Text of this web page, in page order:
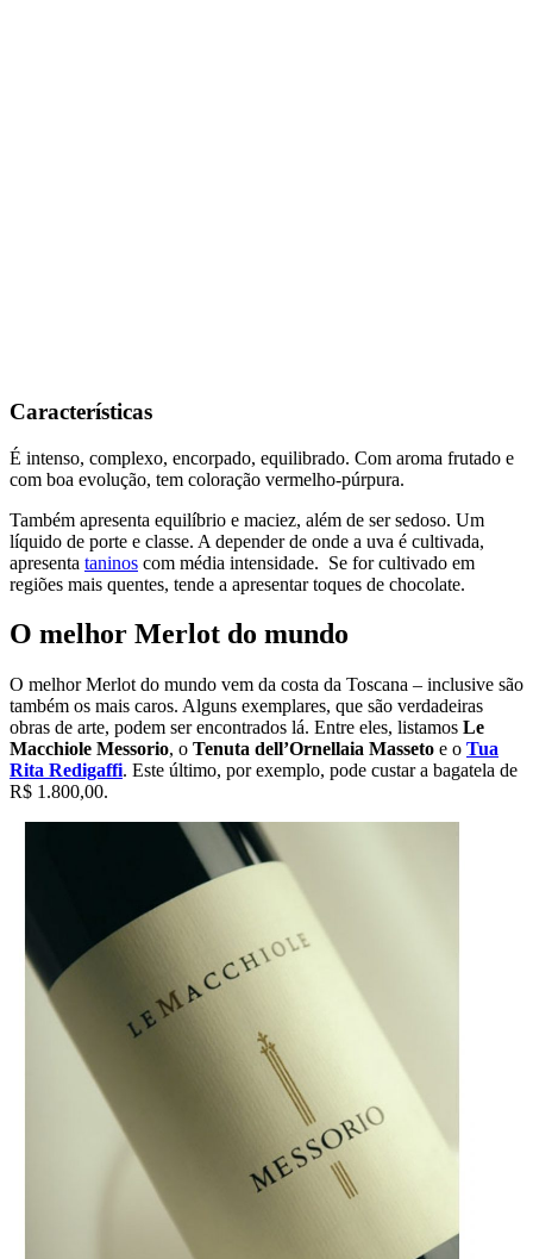
Características
É intenso, complexo, encorpado, equilibrado. Com aroma frutado e
com boa evolução, tem coloração vermelho-púrpura.
Também apresenta equilíbrio e maciez, além de ser sedoso. Um
líquido de porte e classe. A depender de onde a uva é cultivada,
apresenta taninos com média intensidade. Se for cultivado em
regiões mais quentes, tende a apresentar toques de chocolate.
O melhor Merlot do mundo
O melhor Merlot do mundo vem da costa da Toscana – inclusive são
também os mais caros. Alguns exemplares, que são verdadeiras
obras de arte, podem ser encontrados lá. Entre eles, listamos Le
Macchiole Messorio, o Tenuta dell’Ornellaia Masseto e o Tua
Rita Redigaffi. Este último, por exemplo, pode custar a bagatela de
R$ 1.800,00.